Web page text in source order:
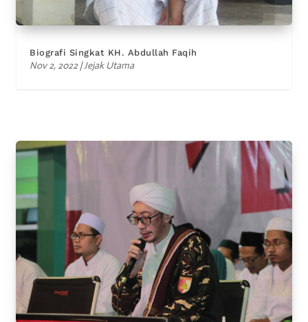
Biografi Singkat KH. Abdullah Faqih
Nov 2, 2022|Jejak Utama